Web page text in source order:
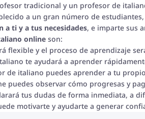
tradicional y un profesor de
a un gran número de
a ti y a tus necesidades, e imparte sus
online son:
flexible y el proceso de aprendizaje
te ayudará a aprender
de italiano puedes aprender a tu
puedes observar cómo progresas y
tus dudas de forma inmediata, a
motivarte y ayudarte a generar